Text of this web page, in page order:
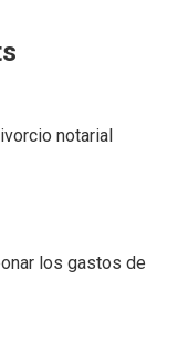
notarial
los gastos de